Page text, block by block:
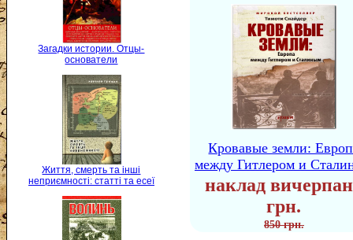
Загадки истории. Отцы-
основатели
Життя, смерть та інші
неприємності: статті та есеї
Кровавые земли:
между Гитлером и
наклад
грн.
850 грн.